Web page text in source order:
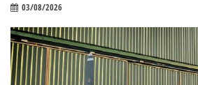
03/08/2026